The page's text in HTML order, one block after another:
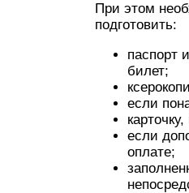
При этом
подготовить:
паспорт
билет;
если
если
оплате;